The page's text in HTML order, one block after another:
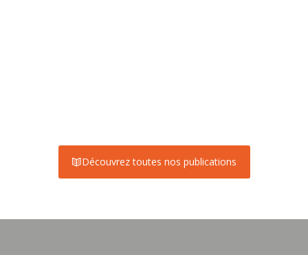
Découvrez toutes nos publications